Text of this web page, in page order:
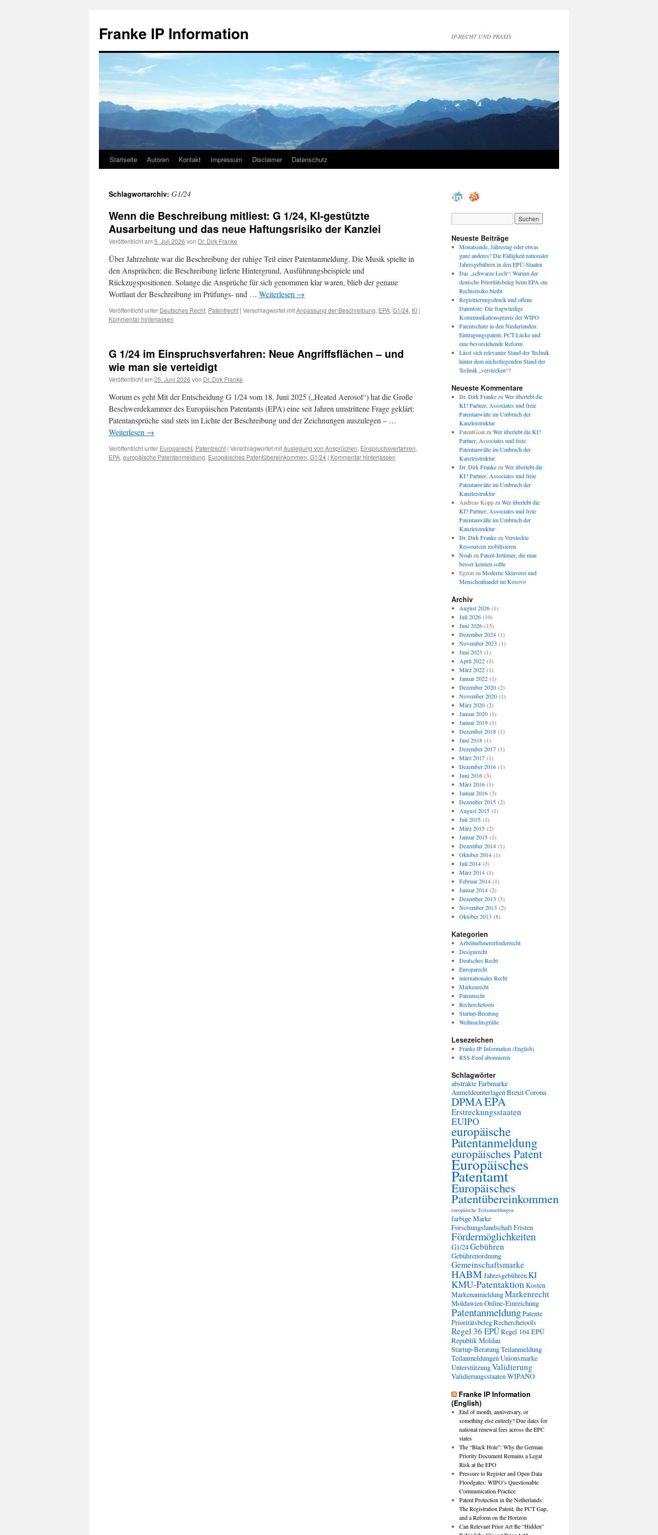
springen
Franke IP Information IP-RECHT UND PRAXIS
Startseite Autoren Kontakt Impressum Disclaimer Datenschutz
Schlagwortarchiv: G1/24
Wenn die Beschreibung mitliest: G 1/24, KI-gestützte
Ausarbeitung und das neue Haftungsrisiko der Kanzlei
Veröffentlicht am 5. Juli 2026 von Dr. Dirk Franke
Über Jahrzehnte war die Beschreibung der ruhige Teil einer Patentanmeldung. Die Musik spielte in
den Ansprüchen; die Beschreibung lieferte Hintergrund, Ausführungsbeispiele und
Rückzugspositionen. Solange die Ansprüche für sich genommen klar waren, blieb der genaue
Wortlaut der Beschreibung im Prüfungs- und … Weiterlesen →
Veröffentlicht unter Deutsches Recht, Patentrecht | Verschlagwortet mitAnpassung der Beschreibung, EPA, G1/24, KI |
Kommentar hinterlassen
G 1/24 im Einspruchsverfahren: Neue Angriffsflächen – und
wie man sie verteidigt
Veröffentlicht am 25. Juni 2026 von Dr. Dirk Franke
Worum es geht Mit der Entscheidung G 1/24 vom 18. Juni 2025 („Heated Aerosol“) hat die Große
Beschwerdekammer des Europäischen Patentamts (EPA) eine seit Jahren umstrittene Frage geklärt:
Patentansprüche sind stets im Lichte der Beschreibung und der Zeichnungen auszulegen – …
Weiterlesen →
Veröffentlicht unter Europarecht, Patentrecht | Verschlagwortet mitAuslegung von Ansprüchen, Einspruchsverfahren,
EPA, europäische Patentanmeldung, Europäisches Patentübereinkommen, G1/24 | Kommentar hinterlassen
Neueste Beiträge
Monatsende, Jahrestag oder etwas
ganz anderes? Die Fälligkeit nationaler
Jahresgebühren in den EPÜ-Staaten
Das „schwarze Loch“: Warum der
deutsche Prioritätsbeleg beim EPA ein
Rechtsrisiko bleibt
Registrierungsdruck und offene
Datentore: Die fragwürdige
Kommunikationspraxis der WIPO
Patentschutz in den Niederlanden:
Eintragungspatent, PCT-Lücke und
eine bevorstehende Reform
Lässt sich relevanter Stand der Technik
hinter dem nächstliegenden Stand der
Technik „verstecken“?
Neueste Kommentare
Dr. Dirk Frankezu Wer überlebt die
KI? Partner, Associates und freie
Patentanwälte im Umbruch der
Kanzleistruktur
PatentGoatzu Wer überlebt die KI?
Partner, Associates und freie
Patentanwälte im Umbruch der
Kanzleistruktur
Dr. Dirk Frankezu Wer überlebt die
KI? Partner, Associates und freie
Patentanwälte im Umbruch der
Kanzleistruktur
Andreas Koppzu Wer überlebt die
KI? Partner, Associates und freie
Patentanwälte im Umbruch der
Kanzleistruktur
Dr. Dirk Frankezu Versteckte
Ressourcen mobilisieren
Noahzu Patent-Irrtümer, die man
besser kennen sollte
Egzon zu Moderne Sklaverei und
Menschenhandel im Kosovo
Archiv
August 2026(1)
Juli 2026(10)
Juni 2026(15)
Dezember 2024(1)
November 2023 (1)
Juni 2023 (1)
April 2022(1)
März 2022(1)
Januar 2022(1)
Dezember 2020(2)
November 2020(1)
März 2020(2)
Januar 2020(1)
Januar 2019(1)
Dezember 2018(1)
Juni 2018(1)
Dezember 2017(1)
März 2017(1)
Dezember 2016(1)
Juni 2016(3)
März 2016(1)
Januar 2016(3)
Dezember 2015(2)
August 2015(1)
Juli 2015(1)
März 2015(2)
Januar 2015(1)
Dezember 2014(1)
Oktober 2014(1)
Juli 2014(3)
März 2014(1)
Februar 2014(1)
Januar 2014(2)
Dezember 2013 (5)
November 2013 (2)
Oktober 2013 (8)
Kategorien
Arbeitnehmererfinderrecht
Designrecht
Deutsches Recht
Europarecht
internationales Recht
Markenrecht
Patentrecht
Recherchetools
Startup-Beratung
Weihnachtsgrüße
Lesezeichen
Franke IP Information (English)
RSS-Feed abonnieren
Schlagwörter
abstrakte Farbmarke
AnmeldeunterlagenBrexitCorona
DPMAEPA
Erstreckungsstaaten
EUIPO
europäische
Patentanmeldung
europäisches Patent
Europäisches
Patentamt
Europäisches
Patentübereinkommen
europäische Teilanmeldungen
farbige Marke
ForschungslandschaftFristen
Fördermöglichkeiten
G1/24Gebühren
Gebührenordnung
Gemeinschaftsmarke
HABM JahresgebührenKI
KMU-Patentaktion Kosten
MarkenanmeldungMarkenrecht
MoldawienOnline-Einreichung
PatentanmeldungPatente
PrioritätsbelegRecherchetools
Regel 36 EPÜRegel 164 EPÜ
Republik Moldau
Startup-BeratungTeilanmeldung
TeilanmeldungenUnionsmarke
UnterstützungValidierung
ValidierungsstaatenWIPANO
Franke IP Information
(English)
End of month, anniversary, or
something else entirely? Due dates for
national renewal fees across the EPC
states
The “Black Hole”: Why the German
Priority Document Remains a Legal
Risk at the EPO
Pressure to Register and Open Data
Floodgates: WIPO’s Questionable
Communication Practice
Patent Protection in the Netherlands:
The Registration Patent, the PCT Gap,
and a Reform on the Horizon
Can Relevant Prior Art Be “Hidden”